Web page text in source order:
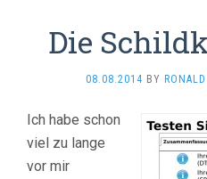
Die
08.08.2014 BY RONALD
Ich habe schon
viel zu lange
vor mir